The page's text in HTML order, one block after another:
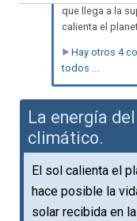
que llega a la
calienta el
Hay otros 4
todos ...
La energía
climático.
El sol calienta el
hace posible la
solar recibida en